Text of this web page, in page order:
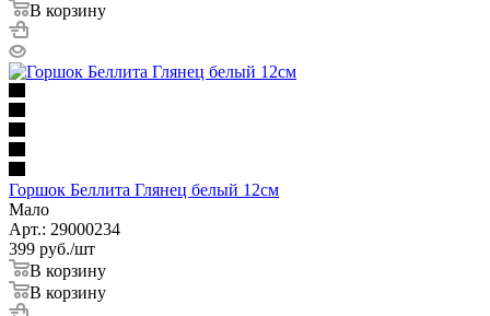
В корзину
Горшок Беллита Глянец белый 12см
Мало
Арт.: 29000234
399 руб./шт
В корзину
В корзину